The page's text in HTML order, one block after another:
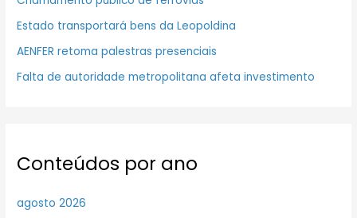
Estado transportará bens da Leopoldina
AENFER retoma palestras presenciais
Falta de autoridade metropolitana afeta investimento
Conteúdos por ano
agosto 2026